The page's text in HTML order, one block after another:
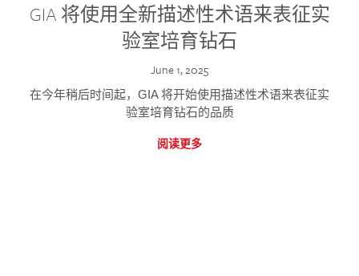
GIA 将使用全新描述性术语来表征实
验室培育钻石
June 1, 2025
在今年稍后时间起，GIA 将开始使用描述性术语来表征实
验室培育钻石的品质
阅读更多